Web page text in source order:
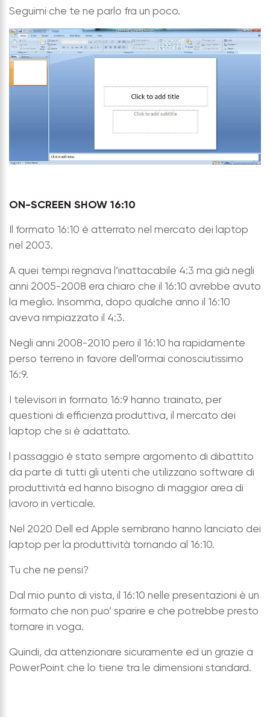
Seguimi che te ne parlo fra un poco.
ON-SCREEN SHOW 16:10
Il formato 16:10 è atterrato nel mercato dei laptop
nel 2003.
A quei tempi regnava l’inattacabile 4:3 ma già negli
anni 2005-2008 era chiaro che il 16:10 avrebbe avuto
la meglio. Insomma, dopo qualche anno il 16:10
aveva rimpiazzato il 4:3.
Negli anni 2008-2010 pero il 16:10 ha rapidamente
perso terreno in favore dell’ormai conosciutissimo
16:9.
I televisori in formato 16:9 hanno trainato, per
questioni di efficienza produttiva, il mercato dei
laptop che si è adattato.
l passaggio è stato sempre argomento di dibattito
da parte di tutti gli utenti che utilizzano software di
produttività ed hanno bisogno di maggior area di
lavoro in verticale.
Nel 2020 Dell ed Apple sembrano hanno lanciato dei
laptop per la produttività tornando al 16:10.
Tu che ne pensi?
Dal mio punto di vista, il 16:10 nelle presentazioni è un
formato che non puo’ sparire e che potrebbe presto
tornare in voga.
Quindi, da attenzionare sicuramente ed un grazie a
PowerPoint che lo tiene tra le dimensioni standard.